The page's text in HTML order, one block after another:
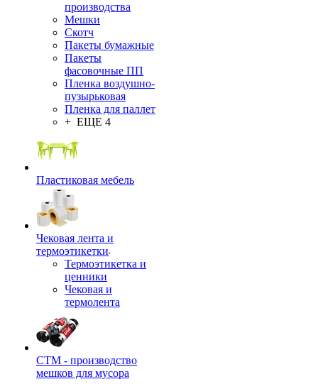
производства
Мешки
Скотч
Пакеты бумажные
Пакеты
фасовочные ПП
Пленка воздушно-
пузырьковая
Пленка для паллет
+ ЕЩЕ 4
Пластиковая мебель
Чековая лента и
термоэтикетки
Термоэтикетка и
ценники
Чековая и
термолента
СТМ - производство
мешков для мусора